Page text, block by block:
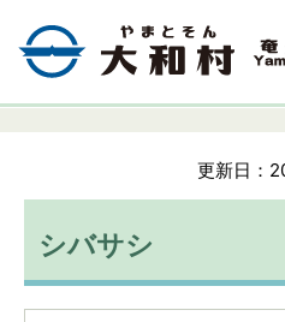
更新日：
シバサシ